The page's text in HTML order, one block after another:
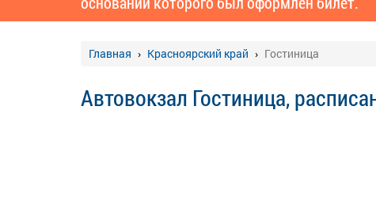
Главная Красноярский край Гостиница
Автовокзал Гостиница,